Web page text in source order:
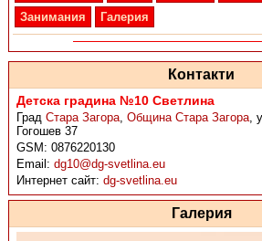
Занимания
Галерия
Контакти
Детска градина №10 Светлина
ГрадСтара Загора,Община Стара Загора,
Гогошев 37
GSM:0876220130
Email:dg10@dg-svetlina.eu
Интернет сайт:dg-svetlina.eu
Галерия